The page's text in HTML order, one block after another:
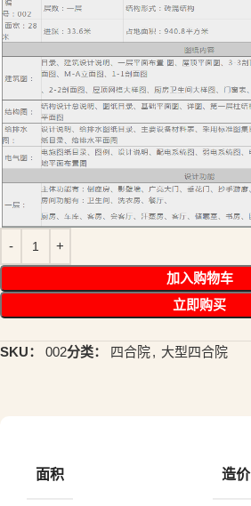
加入购物车
立即购买
SKU： 002分类： 四合院, 大型四合院
面积 造价